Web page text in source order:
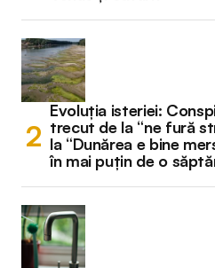
Evoluția isteriei:
trecut de la “ne fură
la “Dunărea e bine
în mai puțin de o